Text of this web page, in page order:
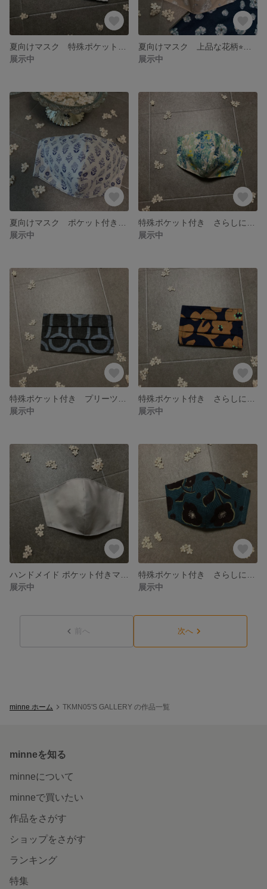
展示中
展示中
展示中
展示中
展示中
展示中
展示中
展示中
前へ 次へ
minne ホーム TKMN05'S GALLERY の作品一覧
minneを知る
minneについて
minneで買いたい
作品をさがす
ショップをさがす
ランキング
特集